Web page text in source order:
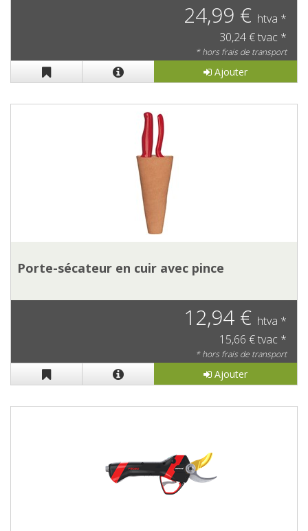
24,99 € htva *
30,24 € tvac *
* hors frais de transport
Ajouter
Porte-sécateur en cuir avec pince
12,94 € htva *
15,66 € tvac *
* hors frais de transport
Ajouter